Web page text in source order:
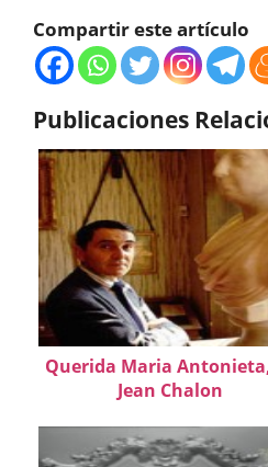
Compartir este artículo
Publicaciones
Querida Maria
Jean Chalon